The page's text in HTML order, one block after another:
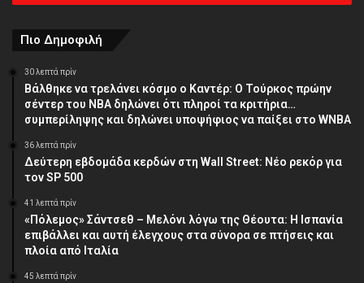
διεύθυνση
Πιο Δημοφιλή
30 λεπτά πρίν
Βάλθηκε να τρελάνει κόσμο ο Καντέρ: Ο Τούρκος πρώην
σέντερ του NBA δηλώνει ότι πληροί τα κριτήρια…
συμπερίληψης και δηλώνει υποψήφιος να παίξει στο WNBA
36 λεπτά πρίν
Δεύτερη εβδομάδα κερδών στη Wall Street: Νέο ρεκόρ για
τον SP 500
41 λεπτά πρίν
«Πόλεμος» Σάντσεθ – Μελόνι λόγω της Θέουτα: Η Ισπανία
επιβάλλει και αυτή έλεγχους στα σύνορα σε πτήσεις και
πλοία από Ιταλία
45 λεπτά πρίν